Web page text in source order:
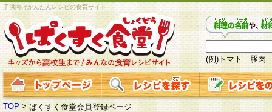
子供向けかんたんレシピの食育サイト
(例)トマト 豚肉
TOP > ぱくすく食堂会員登録ページ